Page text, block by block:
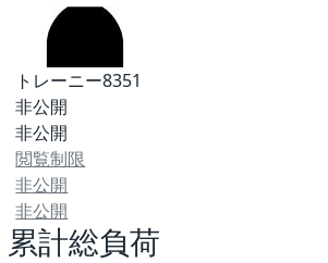
トレーニー8351
非公開
非公開
閲覧制限
非公開
非公開
累計総負荷